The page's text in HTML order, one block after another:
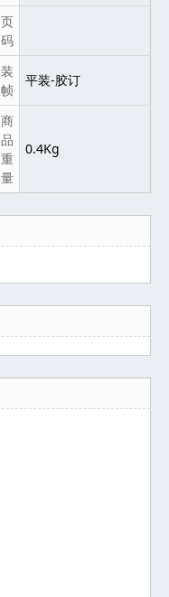
页
码
装
帧
平装-胶订
商
品
重
量
0.4Kg